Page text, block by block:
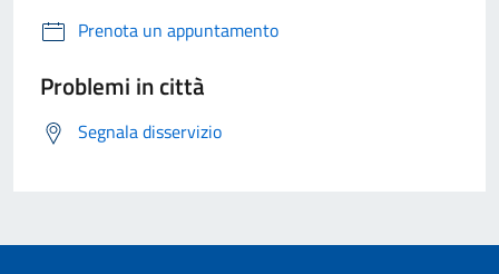
Prenota un appuntamento
Problemi in città
Segnala disservizio